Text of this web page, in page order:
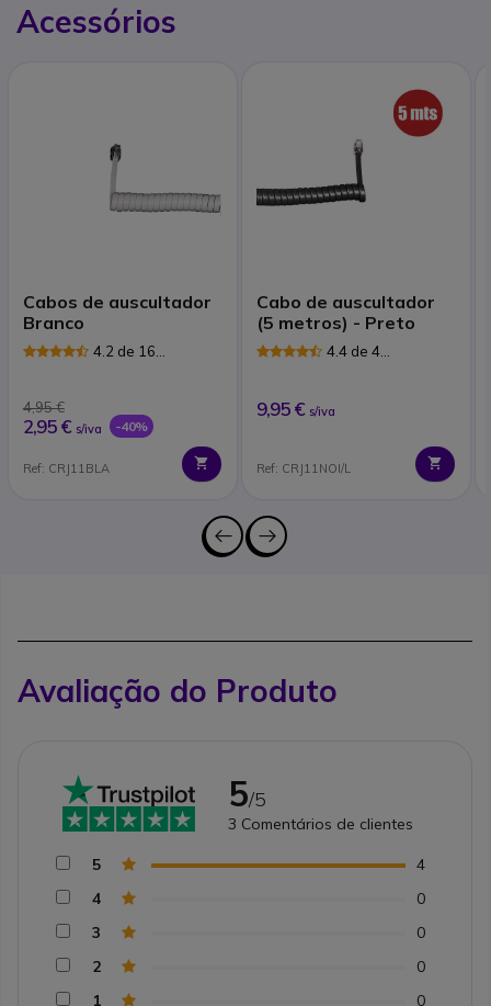
Acessórios
Cabos de auscultador
Branco
4.2 de 16
4,95 €
2,95 € s/iva -40%
Ref: CRJ11BLA
Cabo de auscultador
(5 metros) - Preto
4.4 de 4
9,95 € s/iva
Ref: CRJ11NOI/L
Avaliação do Produto
5/5
3 Comentários de clientes
5
4
4
0
3
0
2
0
1
0